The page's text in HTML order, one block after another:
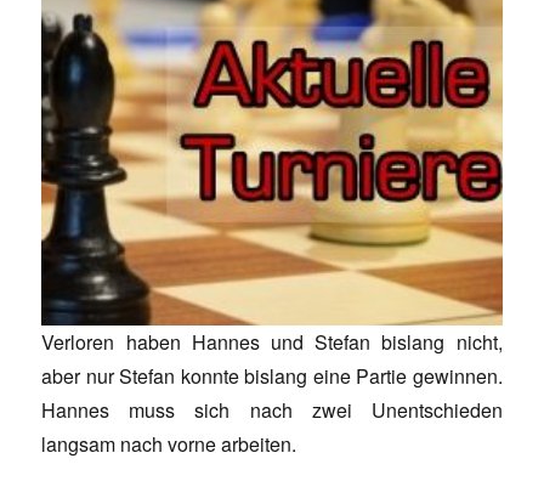
Verloren haben Hannes und Stefan bislang nicht,
aber nur Stefan konnte bislang eine Partie gewinnen.
Hannes muss sich nach zwei Unentschieden
langsam nach vorne arbeiten.